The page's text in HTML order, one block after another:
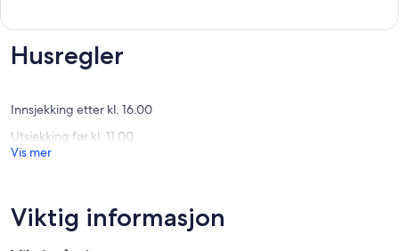
Husregler
Innsjekking etter kl. 16.00
Utsjekking før kl. 11.00
Vis mer
Viktig informasjon